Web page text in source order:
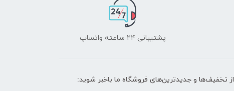
پشتیبانی ۲۴ ساعته واتساپ
از تخفیف‌ها و جدیدترین‌های فروشگاه ما باخبر شوید: